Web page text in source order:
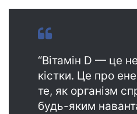
“Вітамін D — це
кістки. Це про
те, як організм
будь-яким